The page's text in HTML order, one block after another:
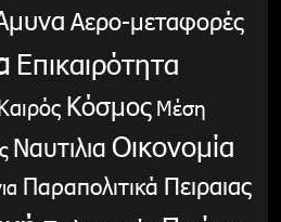
Αερο-μεταφορές
Επικαιρότητα
Κόσμος Μέση
Ναυτιλια Οικονομία
Παραπολιτικά Πειραιας